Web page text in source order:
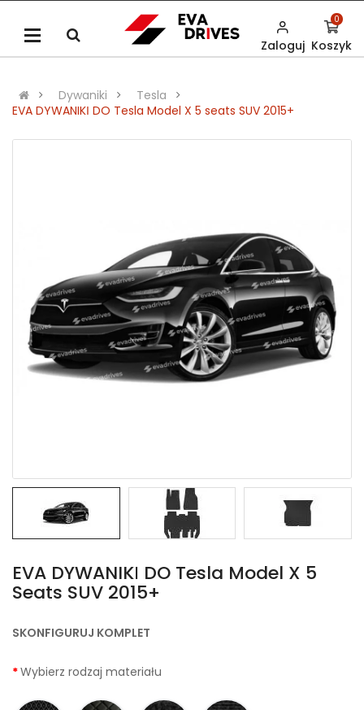
Zaloguj Koszyk
0
Dywaniki
Tesla
EVA DYWANIKІ DO Tesla Model X 5 seats SUV 2015+
EVA DYWANIKІ DO Tesla Model X 5
Seats SUV 2015+
SKONFIGURUJ KOMPLET
Wybierz rodzaj materiału